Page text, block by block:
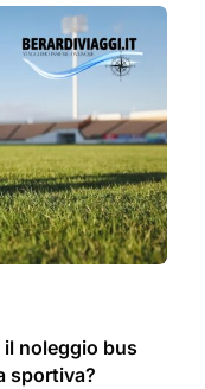
il noleggio bus
sportiva?